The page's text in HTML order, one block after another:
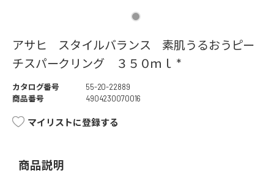
アサヒ スタイルバランス 素肌うるおうピー
チスパークリング ３５０ｍｌ *
カタログ番号
55-20-22889
商品番号
4904230070016
マイリストに登録する
商品説明